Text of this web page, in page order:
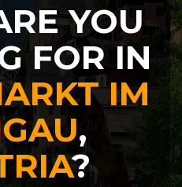
YOU
FOR IN
IM
,
?